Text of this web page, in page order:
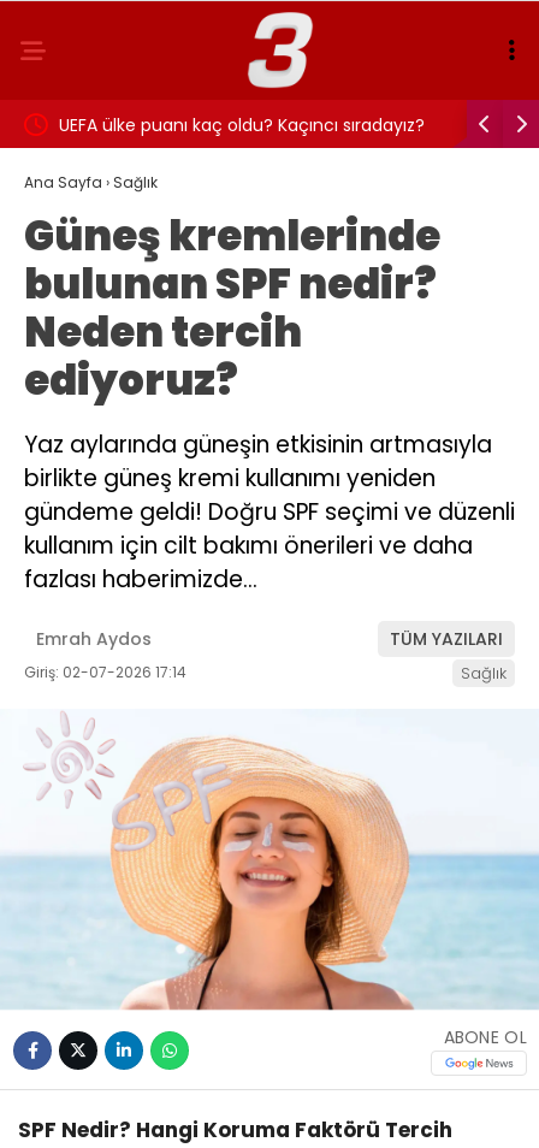
UEFA ülke puanı kaç oldu? Kaçıncı sıradayız?
Ana Sayfa › Sağlık
Güneş kremlerinde
bulunan SPF nedir?
Neden tercih
ediyoruz?
Yaz aylarında güneşin etkisinin artmasıyla
birlikte güneş kremi kullanımı yeniden
gündeme geldi! Doğru SPF seçimi ve düzenli
kullanım için cilt bakımı önerileri ve daha
fazlası haberimizde…
Emrah Aydos TÜM YAZILARI
Giriş: 02-07-2026 17:14 Sağlık
ABONE OL
SPF Nedir? Hangi Koruma Faktörü Tercih